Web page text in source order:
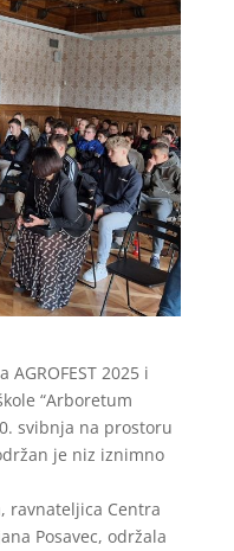
2025 i
“Arboretum
svibnja na prostoru
je niz iznimno
ravnateljica Centra
Posavec, održala